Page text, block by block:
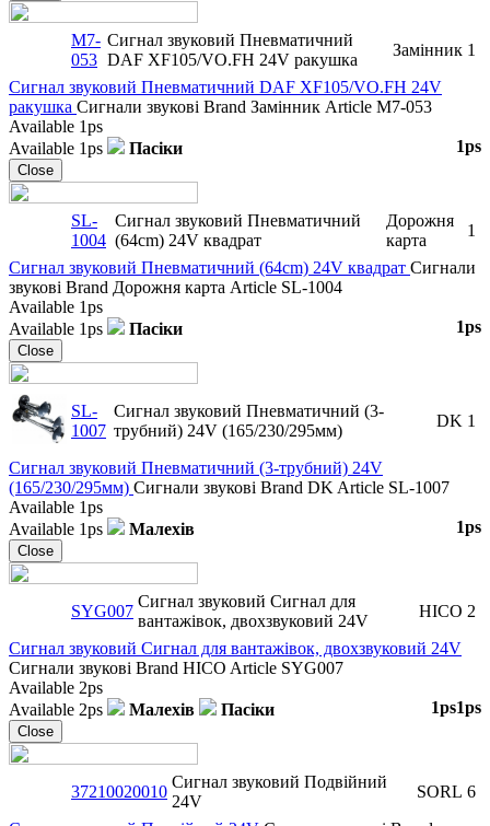
M7-
053
Сигнал звуковий Пневматичний
DAF XF105/VO.FH 24V ракушка
Замінник 1
Сигнал звуковий Пневматичний DAF XF105/VO.FH 24V
ракушка Сигнали звукові Brand Замінник Article M7-053
Available 1ps
Available 1ps Пасіки 1ps
Close
SL-
1004
Сигнал звуковий Пневматичний
(64cm) 24V квадрат
Дорожня
карта
1
Сигнал звуковий Пневматичний (64cm) 24V квадрат Сигнали
звукові Brand Дорожня карта Article SL-1004
Available 1ps
Available 1ps Пасіки 1ps
Close
SL-
1007
Сигнал звуковий Пневматичний (3-
трубний) 24V (165/230/295мм)
DK 1
Сигнал звуковий Пневматичний (3-трубний) 24V
(165/230/295мм) Сигнали звукові Brand DK Article SL-1007
Available 1ps
Available 1ps Малехів 1ps
Close
SYG007
Сигнал звуковий Сигнал для
вантажівок, двохзвуковий 24V
HICO 2
Сигнал звуковий Сигнал для вантажівок, двохзвуковий 24V
Сигнали звукові Brand HICO Article SYG007
Available 2ps
Available 2ps Малехів 1ps
Пасіки 1ps
Close
37210020010
Сигнал звуковий Подвійний
24V
SORL 6